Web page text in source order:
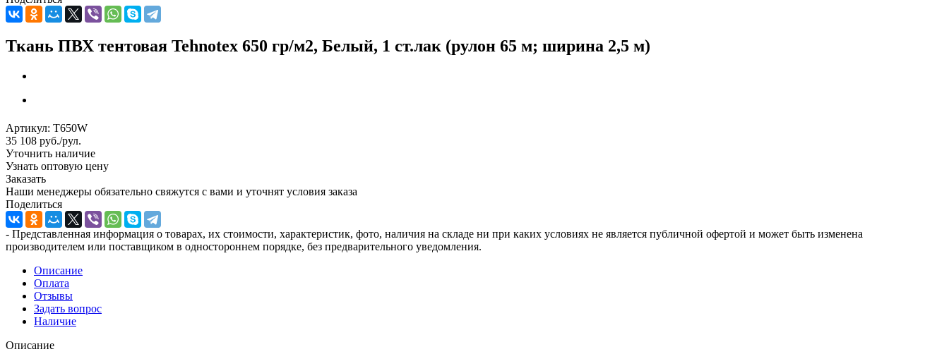
Ткань ПВХ тентовая Tehnotex 650 гр/м2, Белый, 1 ст.лак (рулон 65 м; ширина 2,5 м)
Артикул: T650W
35 108 руб./рул.
Уточнить наличие
Узнать оптовую цену
Заказать
Наши менеджеры обязательно свяжутся с вами и уточнят условия заказа
Поделиться
- Представленная информация о товарах, их стоимости, характеристик, фото, наличия на складе ни при каких условиях не является публичной офертой и может быть изменена
производителем или поставщиком в одностороннем порядке, без предварительного уведомления.
Описание
Оплата
Отзывы
Задать вопрос
Наличие
Описание